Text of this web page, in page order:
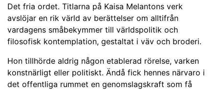
Det fria ordet. Titlarna på Kaisa Melantons verk
avslöjar en rik värld av berättelser om alltifrån
vardagens småbekymmer till världspolitik och
filosofisk kontemplation, gestaltat i väv och broderi.
Hon tillhörde aldrig någon etablerad rörelse, varken
konstnärligt eller politiskt. Ändå fick hennes närvaro i
det offentliga rummet en genomslagskraft som få